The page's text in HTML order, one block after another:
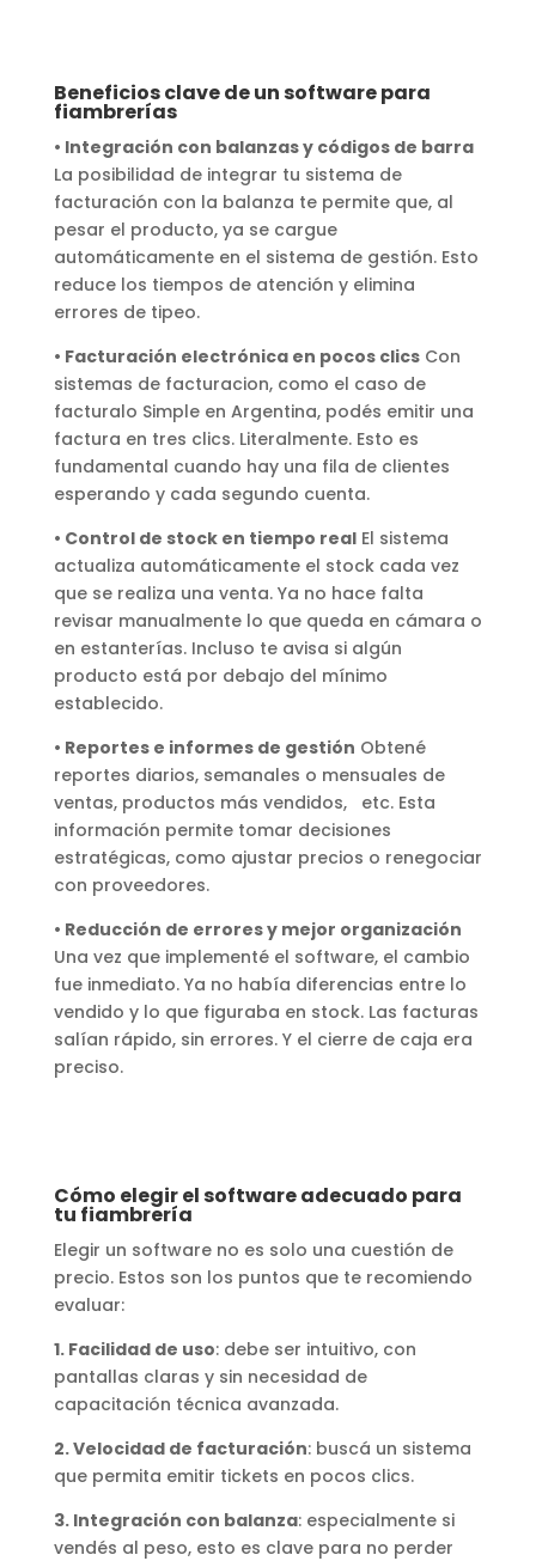
Beneficios clave de un software para
fiambrerías
• Integración con balanzas y códigos de barra
La posibilidad de integrar tu sistema de
facturación con la balanza te permite que, al
pesar el producto, ya se cargue
automáticamente en el sistema de gestión. Esto
reduce los tiempos de atención y elimina
errores de tipeo.
• Facturación electrónica en pocos clicsCon
sistemas de facturacion, como el caso de
facturalo Simple en Argentina, podés emitir una
factura en tres clics. Literalmente. Esto es
fundamental cuando hay una fila de clientes
esperando y cada segundo cuenta.
• Control de stock en tiempo realEl sistema
actualiza automáticamente el stock cada vez
que se realiza una venta. Ya no hace falta
revisar manualmente lo que queda en cámara o
en estanterías. Incluso te avisa si algún
producto está por debajo del mínimo
establecido.
• Reportes e informes de gestión Obtené
reportes diarios, semanales o mensuales de
ventas, productos más vendidos, etc. Esta
información permite tomar decisiones
estratégicas, como ajustar precios o renegociar
con proveedores.
• Reducción de errores y mejor organización
Una vez que implementé el software, el cambio
fue inmediato. Ya no había diferencias entre lo
vendido y lo que figuraba en stock. Las facturas
salían rápido, sin errores. Y el cierre de caja era
preciso.
Cómo elegir el software adecuado para
tu fiambrería
Elegir un software no es solo una cuestión de
precio. Estos son los puntos que te recomiendo
evaluar:
1. Facilidad de uso: debe ser intuitivo, con
pantallas claras y sin necesidad de
capacitación técnica avanzada.
2. Velocidad de facturación: buscá un sistema
que permita emitir tickets en pocos clics.
3. Integración con balanza: especialmente si
vendés al peso, esto es clave para no perder